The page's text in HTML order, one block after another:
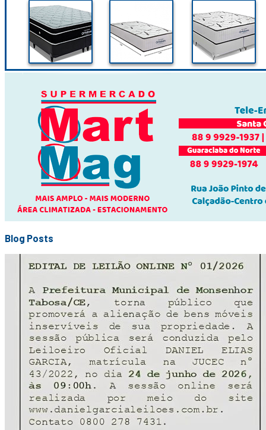
Blog Posts